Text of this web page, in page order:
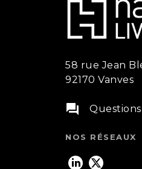
58 rue Jean
92170 Vanves
question_answer
NOS RÉSEAUX